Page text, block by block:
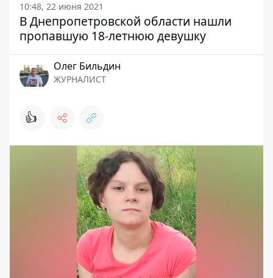
10:48, 22 июня 2021
В Днепропетровской области нашли
пропавшую 18-летнюю девушку
Олег Бильдин
ЖУРНАЛИСТ
👍